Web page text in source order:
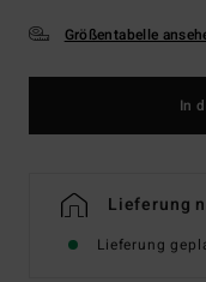
Größentabelle
In
Lieferung
Lieferung